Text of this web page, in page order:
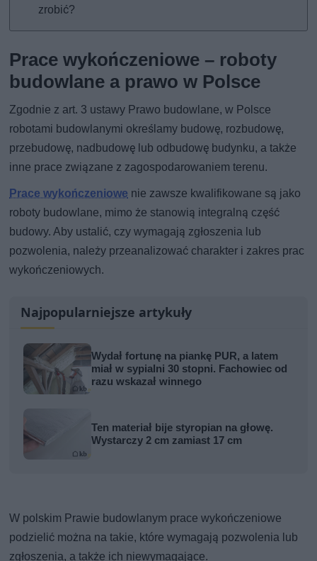
zrobić?
Prace wykończeniowe – roboty
budowlane a prawo w Polsce
Zgodnie z art. 3 ustawy Prawo budowlane, w Polsce
robotami budowlanymi określamy budowę, rozbudowę,
przebudowę, nadbudowę lub odbudowę budynku, a także
inne prace związane z zagospodarowaniem terenu.
Prace wykończeniowe nie zawsze kwalifikowane są jako
roboty budowlane, mimo że stanowią integralną część
budowy. Aby ustalić, czy wymagają zgłoszenia lub
pozwolenia, należy przeanalizować charakter i zakres prac
wykończeniowych.
Najpopularniejsze artykuły
Wydał fortunę na piankę PUR, a latem
miał w sypialni 30 stopni. Fachowiec od
razu wskazał winnego
Ten materiał bije styropian na głowę.
Wystarczy 2 cm zamiast 17 cm
W polskim Prawie budowlanym prace wykończeniowe
podzielić można na takie, które wymagają pozwolenia lub
zgłoszenia, a także ich niewymagające.